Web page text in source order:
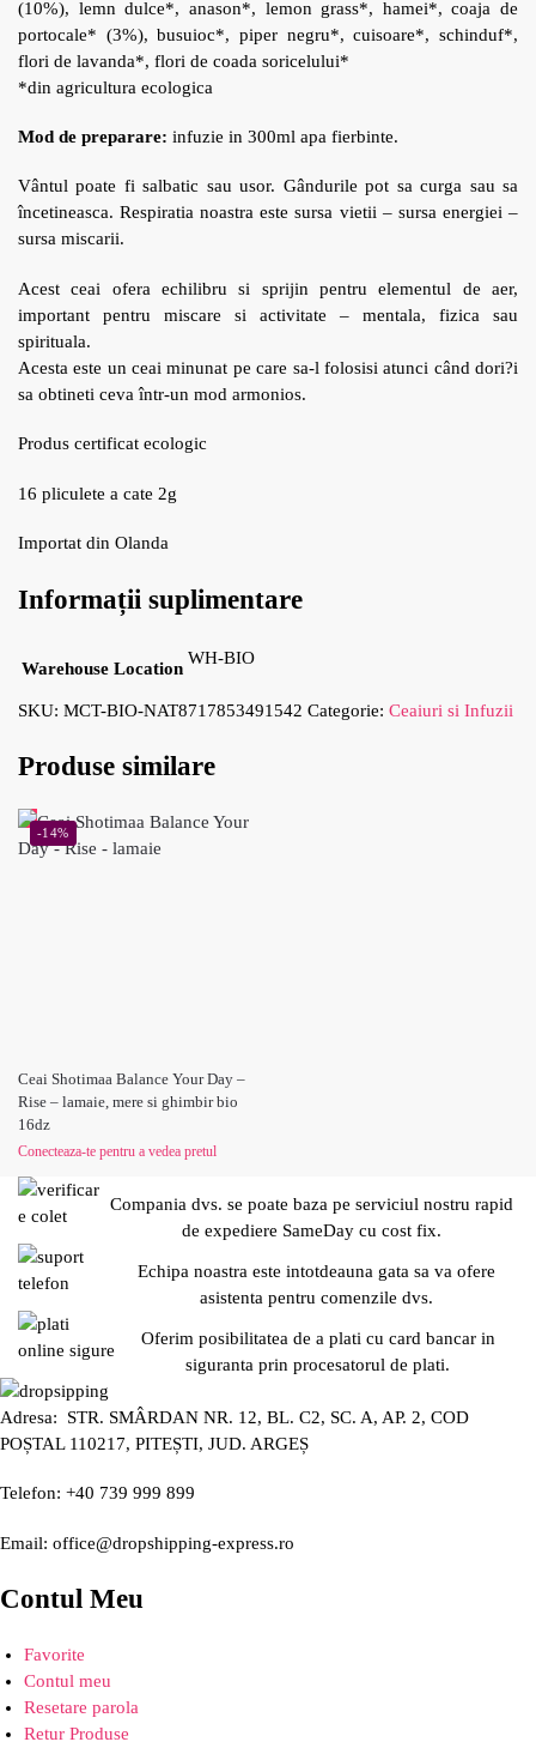
(10%), lemn dulce*, anason*, lemon grass*, hamei*, coaja de
portocale* (3%), busuioc*, piper negru*, cuisoare*, schinduf*,
flori de lavanda*, flori de coada soricelului*
*din agricultura ecologica
Mod de preparare: infuzie in 300ml apa fierbinte.
Vântul poate fi salbatic sau usor. Gândurile pot sa curga sau sa
încetineasca. Respiratia noastra este sursa vietii – sursa energiei –
sursa miscarii.
Acest ceai ofera echilibru si sprijin pentru elementul de aer,
important pentru miscare si activitate – mentala, fizica sau
spirituala.
Acesta este un ceai minunat pe care sa-l folosisi atunci când dori?i
sa obtineti ceva într-un mod armonios.
Produs certificat ecologic
16 pliculete a cate 2g
Importat din Olanda
Informații suplimentare
Warehouse Location
WH-BIO
SKU: MCT-BIO-NAT8717853491542 Categorie: Ceaiuri si Infuzii
Produse similare
-14%
Ceai Shotimaa Balance Your Day –
Rise – lamaie, mere si ghimbir bio
16dz
Conecteaza-te pentru a vedea pretul
Compania dvs. se poate baza pe serviciul nostru rapid
de expediere SameDay cu cost fix.
Echipa noastra este intotdeauna gata sa va ofere
asistenta pentru comenzile dvs.
Oferim posibilitatea de a plati cu card bancar in
siguranta prin procesatorul de plati.
Adresa: STR. SMÂRDAN NR. 12, BL. C2, SC. A, AP. 2, COD
POȘTAL 110217, PITEȘTI, JUD. ARGEȘ
Telefon: +40 739 999 899
Email: office@dropshipping-express.ro
Contul Meu
Favorite
Contul meu
Resetare parola
Retur Produse